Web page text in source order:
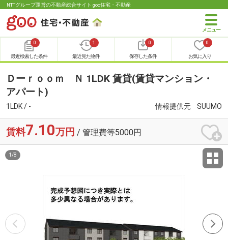
NTTグループ運営の不動産総合サイト goo住宅・不動産
0
最近検索した条件
1
最近見た物件
0
保存した条件
0
お気に入り
Ｄーｒｏｏｍ Ｎ 1LDK 賃貸(賃貸マンション・
アパート)
1LDK / - 情報提供元 SUUMO
賃料7.10万円 / 管理費等5000円
1 /8